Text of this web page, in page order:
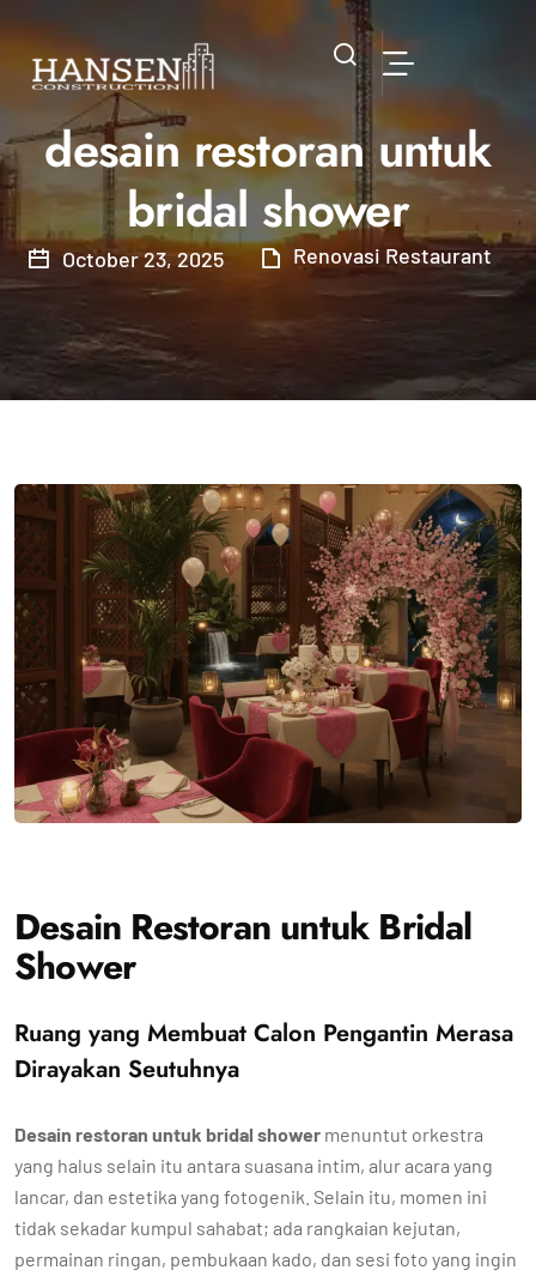
desain restoran untuk
bridal shower
October 23, 2025 Renovasi Restaurant
Desain Restoran untuk Bridal
Shower
Ruang yang Membuat Calon Pengantin Merasa
Dirayakan Seutuhnya
Desain restoran untuk bridal shower menuntut orkestra
yang halus selain itu antara suasana intim, alur acara yang
lancar, dan estetika yang fotogenik. Selain itu, momen ini
tidak sekadar kumpul sahabat; ada rangkaian kejutan,
permainan ringan, pembukaan kado, dan sesi foto yang ingin